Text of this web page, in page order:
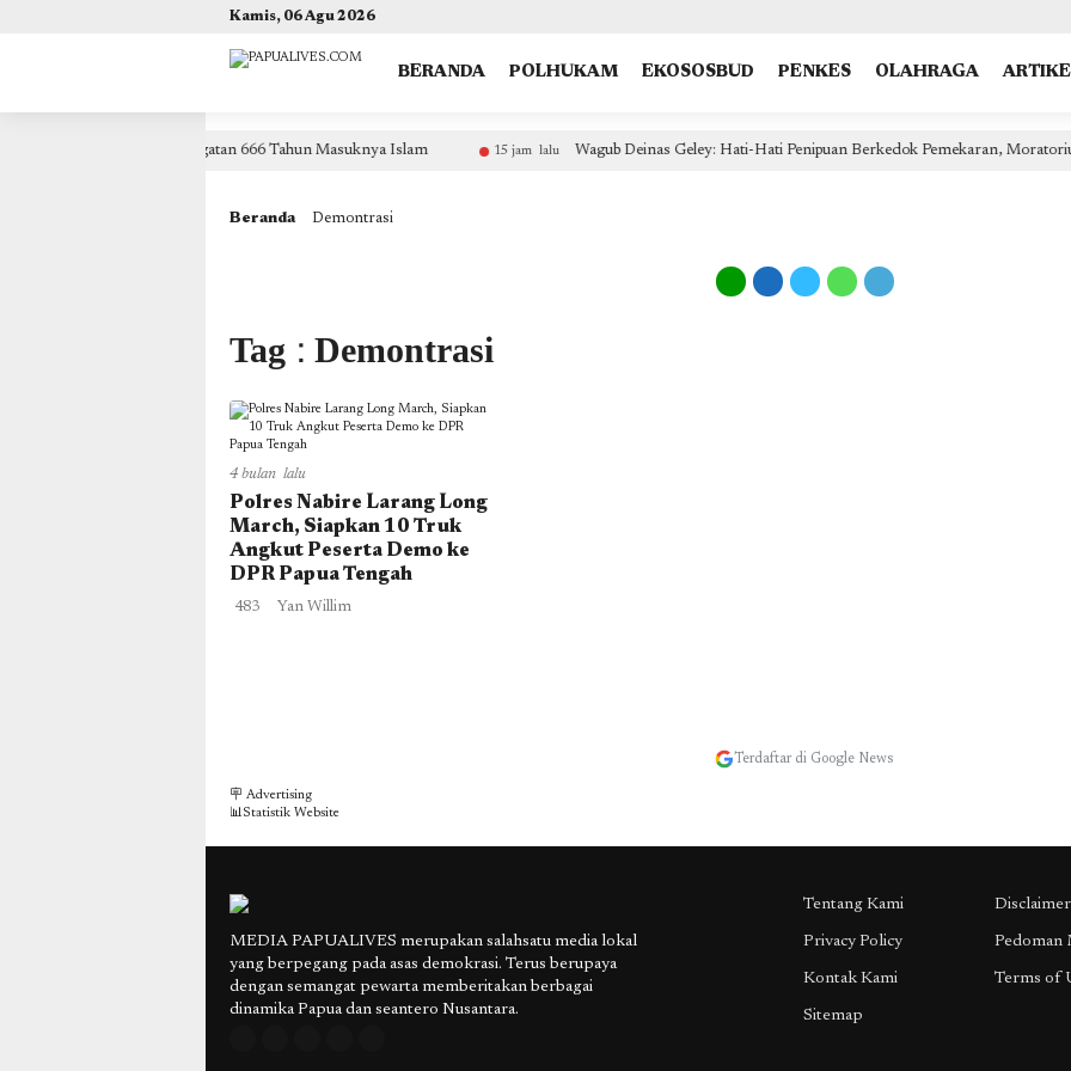
(self.SWG_BASIC = self.SWG_BASIC || []).push( basicSubscriptions => { basicSubscriptions.init({ type: "NewsArticle", isPartOfType: ["Product"], isPartOfProductId:
Kamis, 06 Agu 2026
BERANDA POLHUKAM EKOSOSBUD PENKES OLAHRAGA
Dukung Kegiatan Peringatan 666 Tahun Masuknya Islam 15 jam lalu Wagub Deinas Geley: Hati-Hati Penipuan Berkedok Pemekaran, Moratorium
Beranda Demontrasi
Tag : Demontrasi
4 bulan lalu
Polres Nabire Larang Long
March, Siapkan 10 Truk
Angkut Peserta Demo ke
DPR Papua Tengah
483 Yan Willim
Terdaftar di Google News
🪧 Advertising
📊Statistik Website
Tentang Kami
Privacy Policy
Kontak Kami
Sitemap
Disclaimer
Pedoman
Terms of
MEDIA PAPUALIVES merupakan salahsatu media lokal
yang berpegang pada asas demokrasi. Terus berupaya
dengan semangat pewarta memberitakan berbagai
dinamika Papua dan seantero Nusantara.